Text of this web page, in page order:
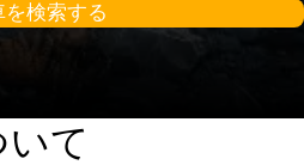
を検索する
て